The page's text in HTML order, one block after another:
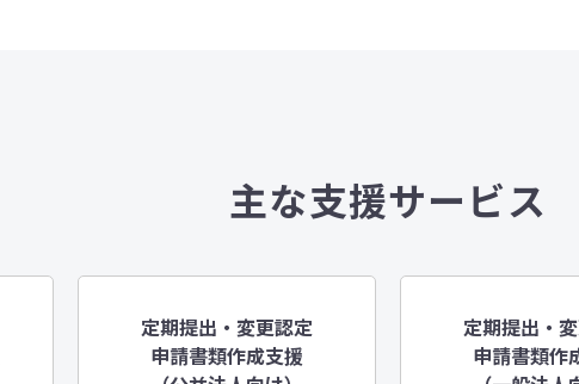
主な支援サービス
定期提出・変更認定
申請書類作成支援
定期提出・
申請書類作